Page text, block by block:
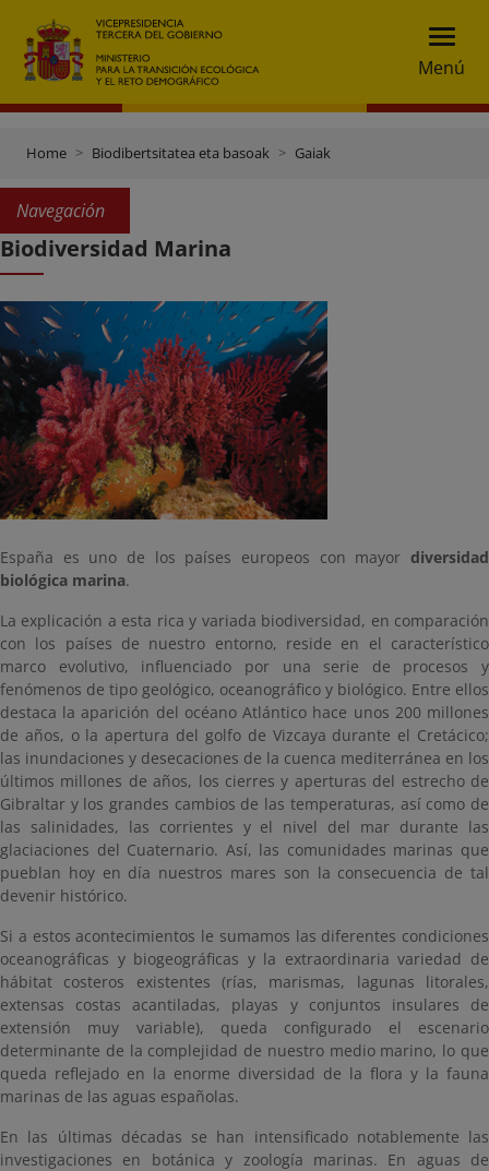
Menú
Home Biodibertsitatea eta basoak Gaiak
Navegación
Biodiversidad Marina
España es uno de los países europeos con mayor diversidad
biológica marina.
La explicación a esta rica y variada biodiversidad, en comparación
con los países de nuestro entorno, reside en el característico
marco evolutivo, influenciado por una serie de procesos y
fenómenos de tipo geológico, oceanográfico y biológico. Entre ellos
destaca la aparición del océano Atlántico hace unos 200 millones
de años, o la apertura del golfo de Vizcaya durante el Cretácico;
las inundaciones y desecaciones de la cuenca mediterránea en los
últimos millones de años, los cierres y aperturas del estrecho de
Gibraltar y los grandes cambios de las temperaturas, así como de
las salinidades, las corrientes y el nivel del mar durante las
glaciaciones del Cuaternario. Así, las comunidades marinas que
pueblan hoy en día nuestros mares son la consecuencia de tal
devenir histórico.
Si a estos acontecimientos le sumamos las diferentes condiciones
oceanográficas y biogeográficas y la extraordinaria variedad de
hábitat costeros existentes (rías, marismas, lagunas litorales,
extensas costas acantiladas, playas y conjuntos insulares de
extensión muy variable), queda configurado el escenario
determinante de la complejidad de nuestro medio marino, lo que
queda reflejado en la enorme diversidad de la flora y la fauna
marinas de las aguas españolas.
En las últimas décadas se han intensificado notablemente las
investigaciones en botánica y zoología marinas. En aguas de